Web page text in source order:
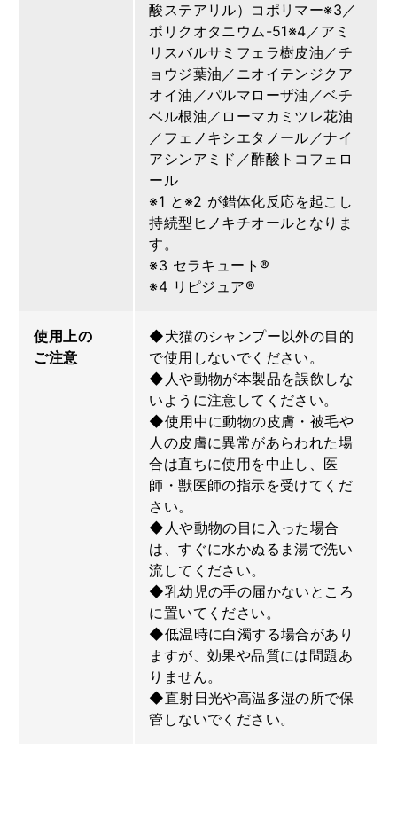
酸ステアリル）コポリマー※3／
ポリクオタニウム-51※4／アミ
リスバルサミフェラ樹皮油／チ
ョウジ葉油／ニオイテンジクア
オイ油／パルマローザ油／ベチ
ベル根油／ローマカミツレ花油
／フェノキシエタノール／ナイ
アシンアミド／酢酸トコフェロ
ール
※1 と※2 が錯体化反応を起こし
持続型ヒノキチオールとなりま
す。
※3 セラキュート®
※4 リピジュア®
使用上の
ご注意
◆犬猫のシャンプー以外の目的
で使用しないでください。
◆人や動物が本製品を誤飲しな
いように注意してください。
◆使用中に動物の皮膚・被毛や
人の皮膚に異常があらわれた場
合は直ちに使用を中止し、医
師・獣医師の指示を受けてくだ
さい。
◆人や動物の目に入った場合
は、すぐに水かぬるま湯で洗い
流してください。
◆乳幼児の手の届かないところ
に置いてください。
◆低温時に白濁する場合があり
ますが、効果や品質には問題あ
りません。
◆直射日光や高温多湿の所で保
管しないでください。